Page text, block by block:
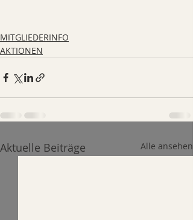
MITGLIEDERINFO
AKTIONEN
Aktuelle Beiträge Alle ansehen